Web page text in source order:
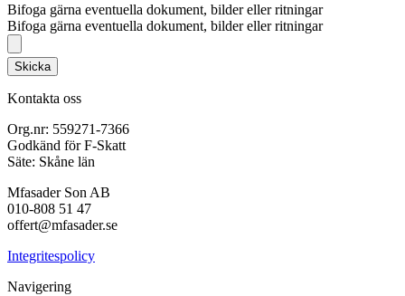
Bifoga gärna eventuella dokument, bilder eller ritningar
Bifoga gärna eventuella dokument, bilder eller ritningar
Skicka
Kontakta oss
Org.nr: 559271-7366
Godkänd för F-Skatt
Säte: Skåne län
Mfasader Son AB
010-808 51 47
offert@mfasader.se
Integritespolicy
Navigering